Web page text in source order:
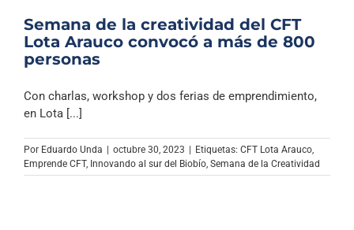
Columnas
Especiales
Semana de la creatividad del CFT
Lota Arauco convocó a más de 800
personas
Con charlas, workshop y dos ferias de emprendimiento,
en Lota [...]
Por Eduardo Unda | octubre 30, 2023 | Etiquetas: CFT Lota Arauco
Emprende CFT, Innovando al sur del Biobío Semana de la Creatividad